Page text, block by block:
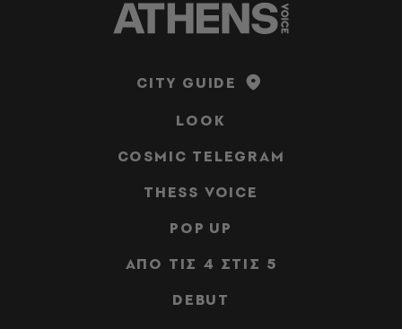
CITY GUIDE
LOOK
COSMIC TELEGRAM
THESS VOICE
POP UP
ΑΠΟ ΤΙΣ 4 ΣΤΙΣ 5
DEBUT